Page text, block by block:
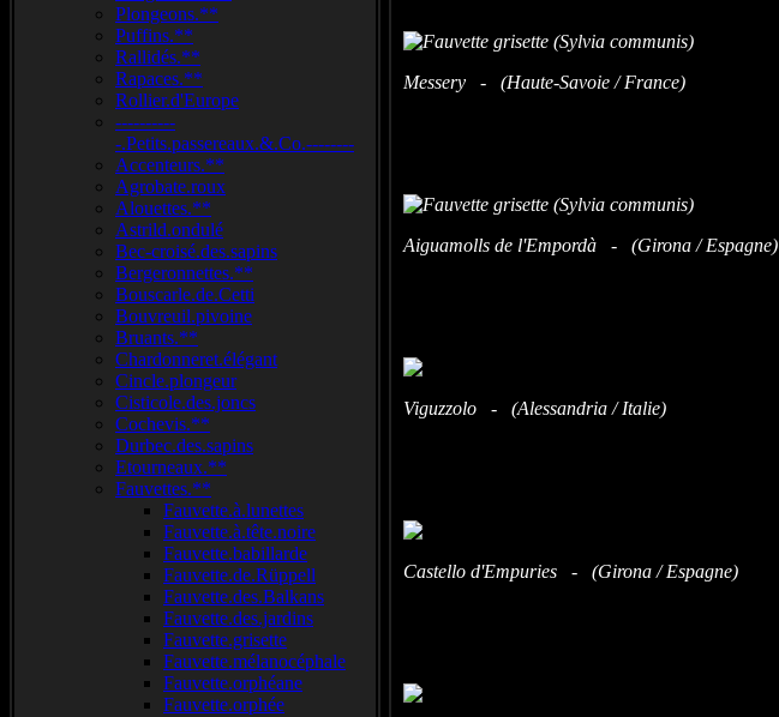
Plongeons.**
Puffins.**
Rallidés.**
Rapaces.**
Rollier.d'Europe
----------
-.Petits.passereaux.&.Co.--------
Accenteurs.**
Agrobate.roux
Alouettes.**
Astrild.ondulé
Bec-croisé.des.sapins
Bergeronnettes.**
Bouscarle.de.Cetti
Bouvreuil.pivoine
Bruants.**
Chardonneret.élégant
Cincle.plongeur
Cisticole.des.joncs
Cochevis.**
Durbec.des.sapins
Etourneaux.**
Fauvettes.**
Fauvette.à.lunettes
Fauvette.à.tête.noire
Fauvette.babillarde
Fauvette.de.Rüppell
Fauvette.des.Balkans
Fauvette.des.jardins
Fauvette.grisette
Fauvette.mélanocéphale
Fauvette.orphéane
Fauvette.orphée
Messery - (Haute-Savoie / France)
Aiguamolls de l'Empordà - (Girona / Espagne)
Viguzzolo - (Alessandria / Italie)
Castello d'Empuries - (Girona / Espagne)